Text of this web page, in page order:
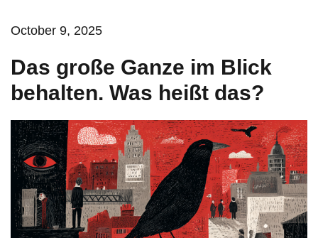
October 9, 2025
Das große Ganze im Blick
behalten. Was heißt das?